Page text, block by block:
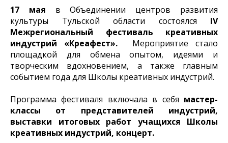
17 мая в Объединении центров развития
культуры Тульской области состоялся IV
Межрегиональный фестиваль креативных
индустрий «Креафест».
Мероприятие стало
площадкой для обмена опытом, идеями и
творческим вдохновением, а также главным
событием года для Школы креативных индустрий.
Программа фестиваля включала в себя мастер-
классы от представителей индустрий,
выставки итоговых работ учащихся Школы
креативных индустрий, концерт.